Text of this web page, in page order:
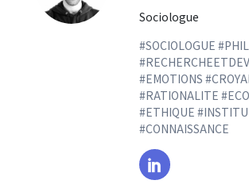
Sociologue
#SOCIOLOGUE
#EMOTIONS
#RATIONALITE
#ETHIQUE
#CONNAISSANCE